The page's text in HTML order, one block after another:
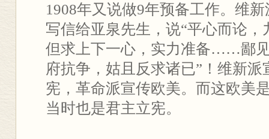
1908年又说做9年预备工作。维
写信给亚泉先生，说“平心而论
但求上下一心，实力准备……鄙
府抗争，姑且反求诸已”！维新
宪，革命派宣传欧美。而这欧
当时也是君主立宪。